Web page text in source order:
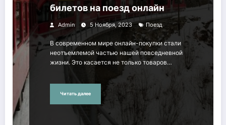
билетов на поезд онлайн
Admin 5 Ноября, 2023 Поезд
В современном мире онлайн-покупки стали
неотъемлемой частью нашей повседневной
жизни. Это касается не только товаров…
Читать далее